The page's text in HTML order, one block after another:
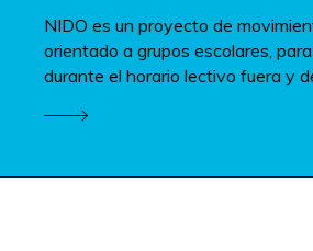
NIDO es un proyecto de
orientado a grupos escolares,
durante el horario lectivo fuera y